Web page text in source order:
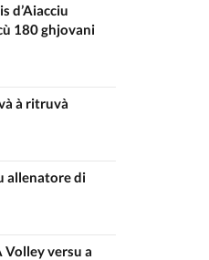
d’Aiacciu
180 ghjovani
à ritruvà
allenatore di
Volley versu a